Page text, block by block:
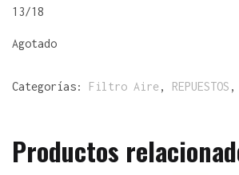
13/18
Agotado
Categorías: Filtro Aire , REPUESTOS ,
Productos